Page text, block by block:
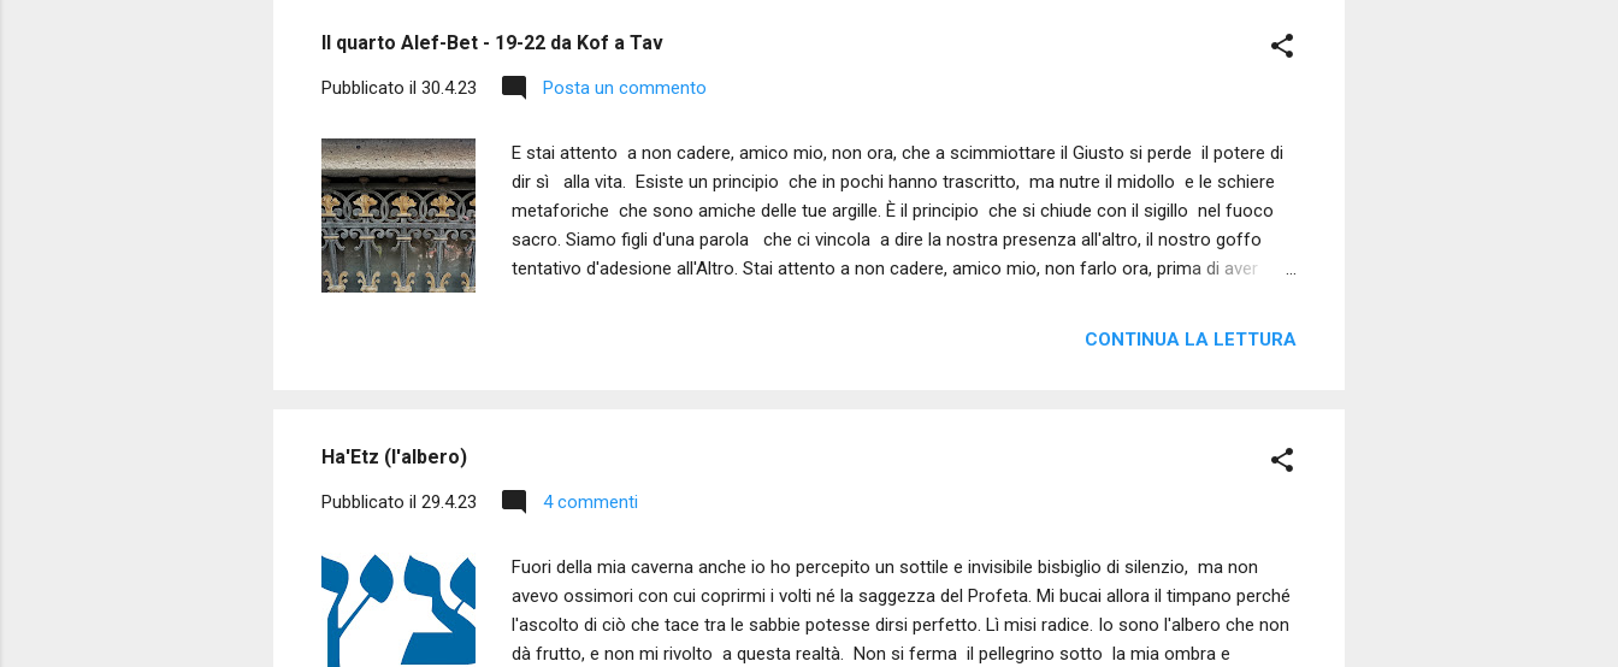
Il quarto Alef-Bet - 19-22 da Kof a Tav
Pubblicato il 30.4.23 Posta un commento
E stai attento a non cadere, amico mio, non ora, che a scimmiottare il Giusto si perde il potere di
dir sì alla vita. Esiste un principio che in pochi hanno trascritto, ma nutre il midollo e le schiere
metaforiche che sono amiche delle tue argille. È il principio che si chiude con il sigillo nel fuoco
sacro. Siamo figli d'una parola che ci vincola a dire la nostra presenza all'altro, il nostro goffo
tentativo d'adesione all'Altro. Stai attento a non cadere, amico mio, non farlo ora, prima di aver
CONTINUA LA LETTURA
Ha'Etz (l'albero)
Pubblicato il 29.4.23 4 commenti
Fuori della mia caverna anche io ho percepito un sottile e invisibile bisbiglio di silenzio, ma non
avevo ossimori con cui coprirmi i volti né la saggezza del Profeta. Mi bucai allora il timpano perché
l'ascolto di ciò che tace tra le sabbie potesse dirsi perfetto. Lì misi radice. Io sono l'albero che non
dà frutto, e non mi rivolto a questa realtà. Non si ferma il pellegrino sotto la mia ombra e